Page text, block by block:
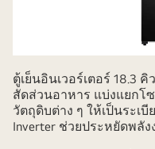
ตู้เย็นอินเวอร์เตอร์ 18.3
สัดส่วนอาหาร แบ่งแยก
วัตถุดิบต่าง ๆ ให้เป็นระเ
Inverter ช่วยประหยัดพลั